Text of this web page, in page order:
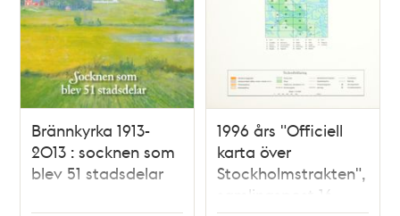
Brännkyrka 1913-
2013 : socknen som
blev 51 stadsdelar
1996 års "Officiell
karta över
Stockholmstrakten",
samlingspost 16